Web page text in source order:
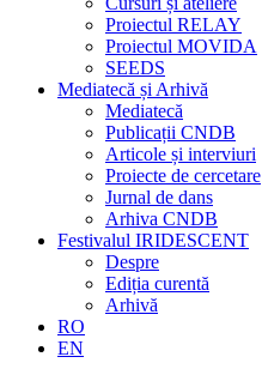
Proiectul RELAY
Proiectul MOVIDA
SEEDS
Mediatecă și Arhivă
Mediatecă
Publicații CNDB
Articole și interviuri
Proiecte de cercetare
Jurnal de dans
Arhiva CNDB
Festivalul IRIDESCENT
Despre
Ediția curentă
Arhivă
RO
EN